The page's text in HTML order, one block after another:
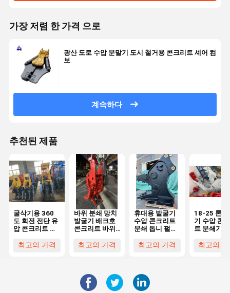
가장 저렴 한 가격 으로
광산 도로 수압 분말기 도시 철거용 콘크리트 셰어 컴
보
계속하다
추천된 제품
굴삭기용 360
도 회전 전단 유
압 콘크리트 파
용)
최고의 가격
바위 분쇄 망치
발굴기 배크호
콘크리트 바위
거 잭 망치
최고의 가격
휴대용 발굴기
수압 콘크리트
분쇄 톱니 펄러
최고의 가격
18-25 톤
기 수압 콘
트 분쇄기
최고의